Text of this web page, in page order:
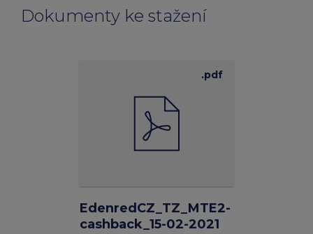
Dokumenty ke stažení
.pdf
EdenredCZ_TZ_MTE2-
cashback_15-02-2021